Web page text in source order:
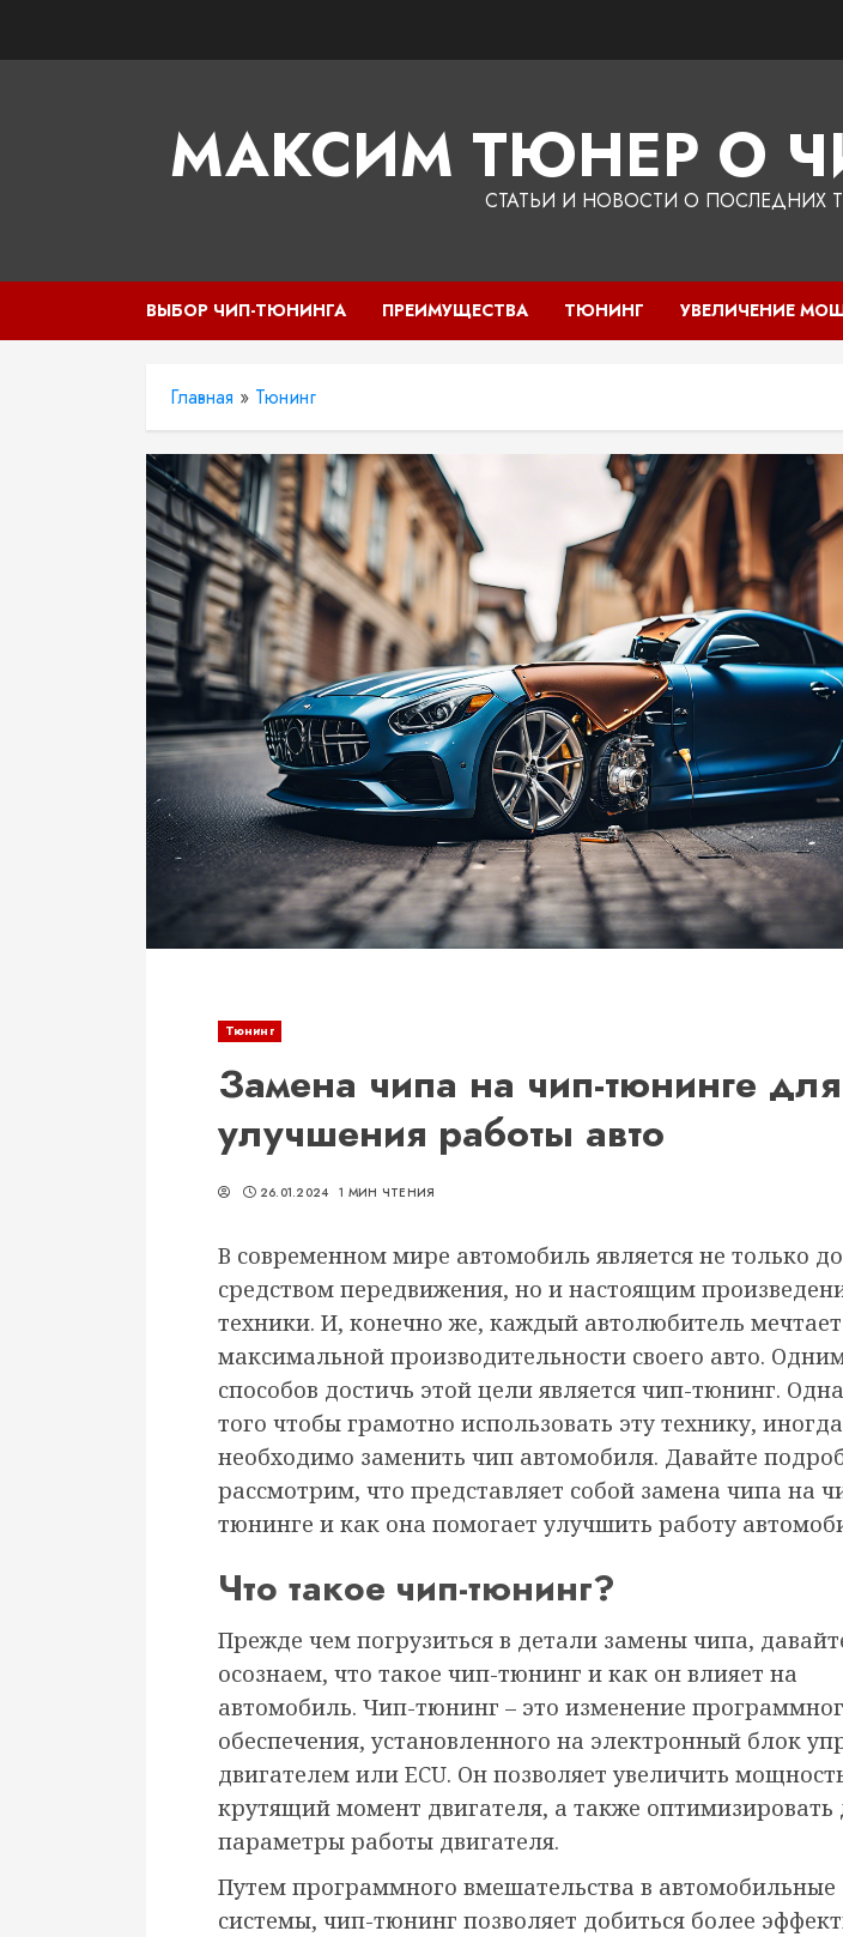
МАКСИМ ТЮНЕР О
СТАТЬИ И НОВОСТИ О ПОСЛЕДНИХ
ВЫБОР ЧИП-ТЮНИНГА ПРЕИМУЩЕСТВА ТЮНИНГ УВЕЛИЧЕНИЕ
Главная » Тюнинг
Тюнинг
Замена чипа на чип-тюнинге для
улучшения работы авто
26.01.2024 1 МИН ЧТЕНИЯ
В современном мире автомобиль является не только
средством передвижения, но и настоящим
техники. И, конечно же, каждый автолюбитель
максимальной производительности своего авто.
способов достичь этой цели является чип-тюнинг.
того чтобы грамотно использовать эту технику, иногда
необходимо заменить чип автомобиля. Давайте
рассмотрим, что представляет собой замена чипа на
тюнинге и как она помогает улучшить работу
Что такое чип-тюнинг?
Прежде чем погрузиться в детали замены чипа,
осознаем, что такое чип-тюнинг и как он влияет на
автомобиль. Чип-тюнинг – это изменение
обеспечения, установленного на электронный блок
двигателем или ECU. Он позволяет увеличить
крутящий момент двигателя, а также оптимизировать
параметры работы двигателя.
Путем программного вмешательства в автомобильные
системы, чип-тюнинг позволяет добиться более